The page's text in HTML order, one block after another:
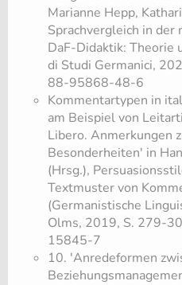
Marianne Hepp,
Sprachvergleich in
DaF-Didaktik: Theorie
di Studi Germanici,
88-95868-48-6
Kommentartypen in
am Beispiel von
Libero. Anmerkungen
Besonderheiten' in
(Hrsg.),
Textmuster von
(Germanistische
Olms, 2019, S. 279-
15845-7
10. 'Anredeformen